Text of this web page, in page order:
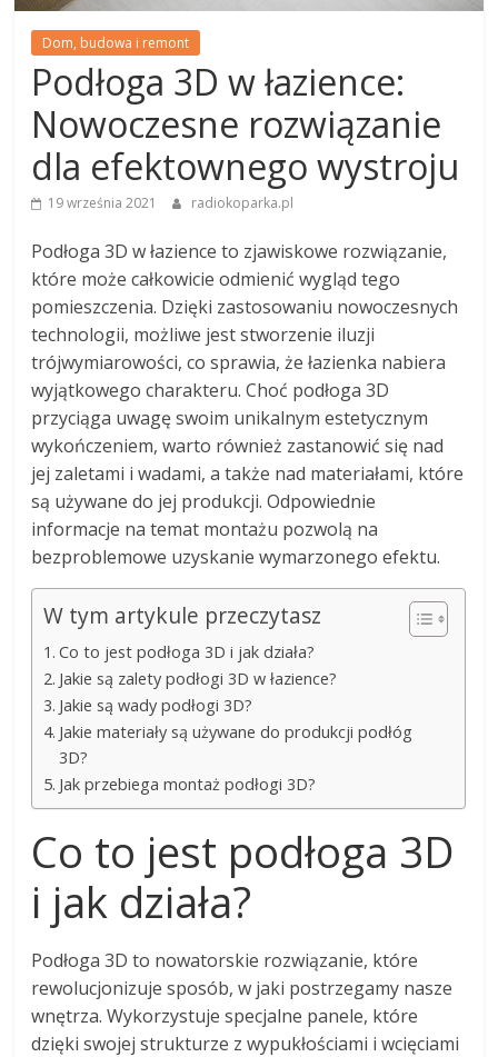
Dom, budowa i remont
Podłoga 3D w łazience:
Nowoczesne rozwiązanie
dla efektownego wystroju
19 września 2021 radiokoparka.pl
Podłoga 3D w łazience to zjawiskowe rozwiązanie,
które może całkowicie odmienić wygląd tego
pomieszczenia. Dzięki zastosowaniu nowoczesnych
technologii, możliwe jest stworzenie iluzji
trójwymiarowości, co sprawia, że łazienka nabiera
wyjątkowego charakteru. Choć podłoga 3D
przyciąga uwagę swoim unikalnym estetycznym
wykończeniem, warto również zastanowić się nad
jej zaletami i wadami, a także nad materiałami, które
są używane do jej produkcji. Odpowiednie
informacje na temat montażu pozwolą na
bezproblemowe uzyskanie wymarzonego efektu.
W tym artykule przeczytasz
Co to jest podłoga 3D i jak działa?
Jakie są zalety podłogi 3D w łazience?
Jakie są wady podłogi 3D?
Jakie materiały są używane do produkcji podłóg
3D?
Jak przebiega montaż podłogi 3D?
Co to jest podłoga 3D
i jak działa?
Podłoga 3D to nowatorskie rozwiązanie, które
rewolucjonizuje sposób, w jaki postrzegamy nasze
wnętrza. Wykorzystuje specjalne panele, które
dzięki swojej strukturze z wypukłościami i wcięciami